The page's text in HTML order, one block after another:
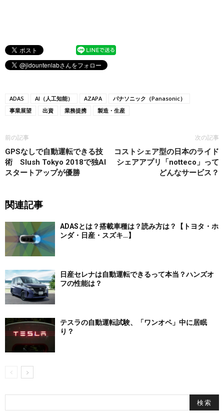
ADAS AI（人工知能） AZAPA
パナソニック（Panasonic）
事業展望
出資 業務提携 製造・生産
前の記事
GPSなしで自動運転できる技
術 Slush Tokyo 2018で独AI
スタートアップが優勝
次の記事
コストシェア型の日本のライド
シェアアプリ「notteco」って
どんなサービス？
関連記事
ADASとは？搭載車種は？読み方は？【トヨタ・ホ
ンダ・日産・スズキ…】
日産セレナは自動運転できるって本当？ハンズオ
フの性能は？
テスラの自動運転試験、「ワンオペ」中に居眠
り？